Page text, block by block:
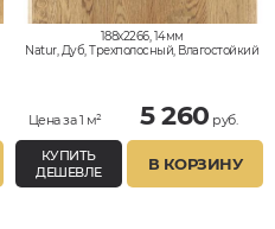
188x2266, 14мм
Natur, Дуб, Трехполосный, Влагостойкий
Цена за 1 м² 5 260 руб.
КУПИТЬ
ДЕШЕВЛЕ
В КОРЗИНУ